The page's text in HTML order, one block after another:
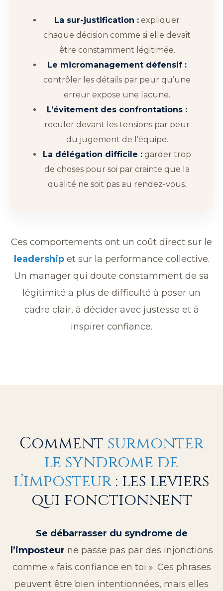
La sur-justification : expliquer
chaque décision comme si elle devait
être constamment légitimée.
Le micromanagement défensif :
contrôler les détails par peur qu’une
erreur expose une lacune.
L’évitement des confrontations :
reculer devant les tensions par peur
du jugement de l’équipe.
La délégation difficile : garder trop
de choses pour soi par crainte que la
qualité ne soit pas au rendez-vous.
Ces comportements ont un coût direct sur le
leadershipet sur la performance collective.
Un manager qui doute constamment de sa
légitimité a plus de difficulté à poser un
cadre clair, à décider avec justesse et à
inspirer confiance.
Comment surmonter
le syndrome de
l’imposteur: les leviers
qui fonctionnent
Se débarrasser du syndrome de
l’imposteur ne passe pas par des injonctions
comme « fais confiance en toi ». Ces phrases
peuvent être bien intentionnées, mais elles